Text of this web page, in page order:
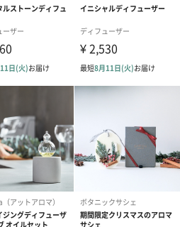
活力のある香りで、幸福感に満ち
へ。
ラン
を高め、リラックスした気持ちへ
グラス）